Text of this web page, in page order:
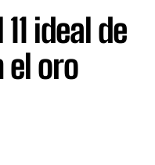
11 ideal de
oro